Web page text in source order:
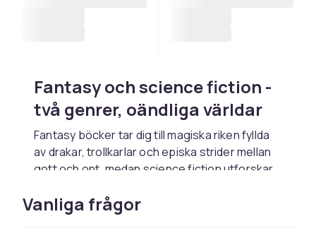
Fantasy och science fiction -
två genrer, oändliga världar
Fantasy böcker tar dig till magiska riken fyllda
av drakar, trollkarlar och episka strider mellan
gott och ont, medan science fiction utforskar
civilisationer. Hos CDON hittar du ett brett
utbud inom båda genrerna, från etablerade
Vanliga frågor